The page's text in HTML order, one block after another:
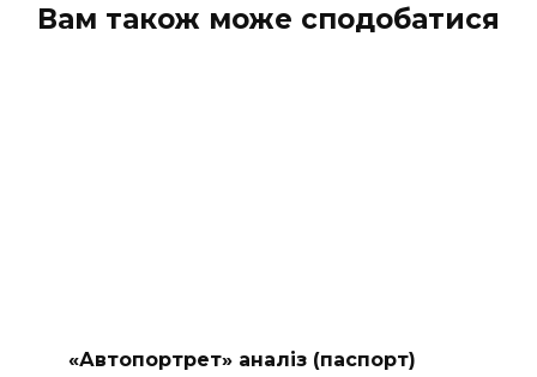
Вам також може сподобатися
«Автопортрет» аналіз (паспорт)